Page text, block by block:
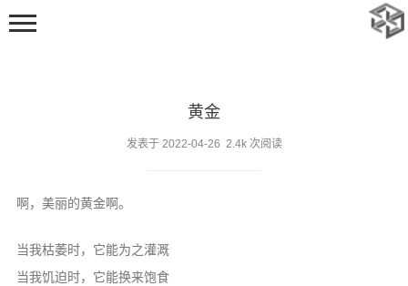
黄金
发表于 2022-04-26 2.4k 次阅读
啊，美丽的黄金啊。
当我枯萎时，它能为之灌溉
当我饥迫时，它能换来饱食
首页
动态
随笔